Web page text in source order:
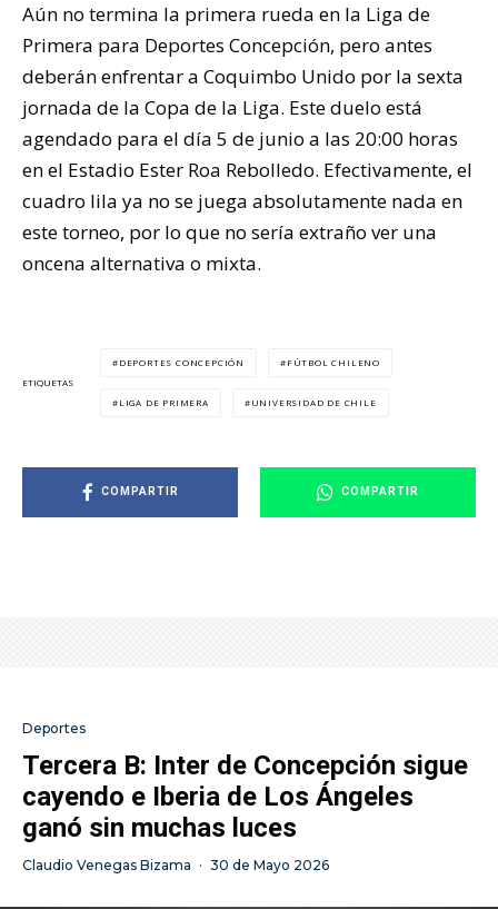
Aún no termina la primera rueda en la Liga de
Primera para Deportes Concepción, pero antes
deberán enfrentar a Coquimbo Unido por la sexta
jornada de la Copa de la Liga. Este duelo está
agendado para el día 5 de junio a las 20:00 horas
en el Estadio Ester Roa Rebolledo. Efectivamente, el
cuadro lila ya no se juega absolutamente nada en
este torneo, por lo que no sería extraño ver una
oncena alternativa o mixta.
ETIQUETAS
DEPORTES CONCEPCIÓN FÚTBOL CHILENO
LIGA DE PRIMERA UNIVERSIDAD DE CHILE
COMPARTIR COMPARTIR
Deportes
Tercera B: Inter de Concepción sigue
cayendo e Iberia de Los Ángeles
ganó sin muchas luces
Claudio Venegas Bizama · 30 de Mayo 2026